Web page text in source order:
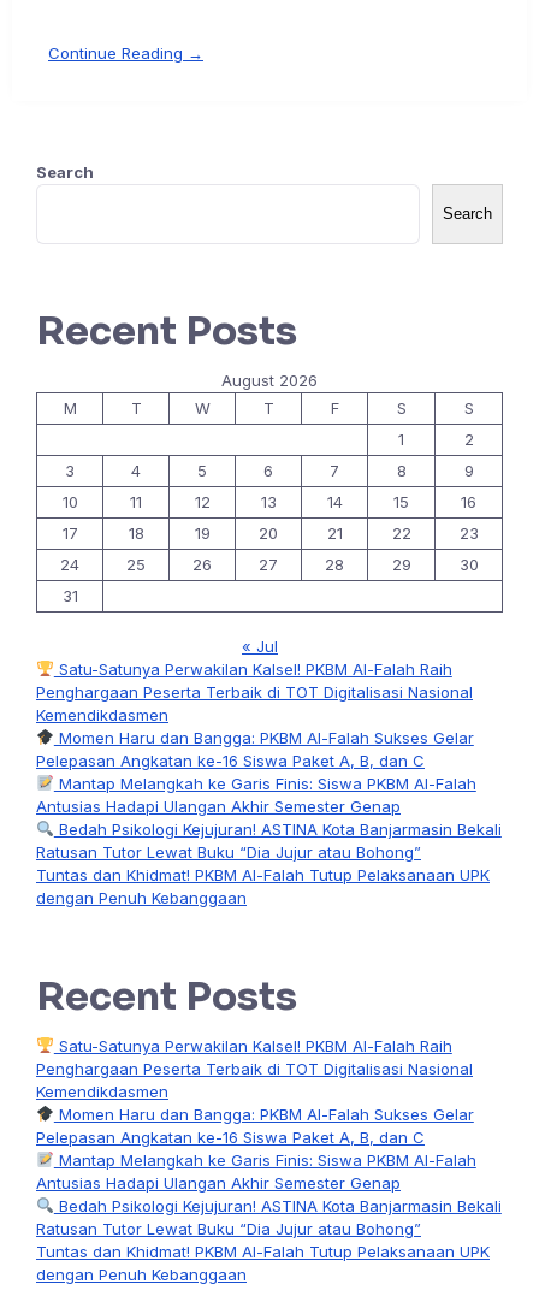
Continue Reading →
Search
Search
Recent Posts
August 2026
M
T W T F S
S
1
2
3
4 5 6 7 8
9
10
11 12 13 14 15
16
17
18 19 20 21 22
23
24
25 26 27 28 29
30
31
« Jul
Satu-Satunya Perwakilan Kalsel! PKBM Al-Falah Raih
Penghargaan Peserta Terbaik di TOT Digitalisasi Nasional
Kemendikdasmen
Momen Haru dan Bangga: PKBM Al-Falah Sukses Gelar
Pelepasan Angkatan ke-16 Siswa Paket A, B, dan C
Mantap Melangkah ke Garis Finis: Siswa PKBM Al-Falah
Antusias Hadapi Ulangan Akhir Semester Genap
Bedah Psikologi Kejujuran! ASTINA Kota Banjarmasin Bekali
Ratusan Tutor Lewat Buku “Dia Jujur atau Bohong”
Tuntas dan Khidmat! PKBM Al-Falah Tutup Pelaksanaan UPK
dengan Penuh Kebanggaan
Recent Posts
Satu-Satunya Perwakilan Kalsel! PKBM Al-Falah Raih
Penghargaan Peserta Terbaik di TOT Digitalisasi Nasional
Kemendikdasmen
Momen Haru dan Bangga: PKBM Al-Falah Sukses Gelar
Pelepasan Angkatan ke-16 Siswa Paket A, B, dan C
Mantap Melangkah ke Garis Finis: Siswa PKBM Al-Falah
Antusias Hadapi Ulangan Akhir Semester Genap
Bedah Psikologi Kejujuran! ASTINA Kota Banjarmasin Bekali
Ratusan Tutor Lewat Buku “Dia Jujur atau Bohong”
Tuntas dan Khidmat! PKBM Al-Falah Tutup Pelaksanaan UPK
dengan Penuh Kebanggaan